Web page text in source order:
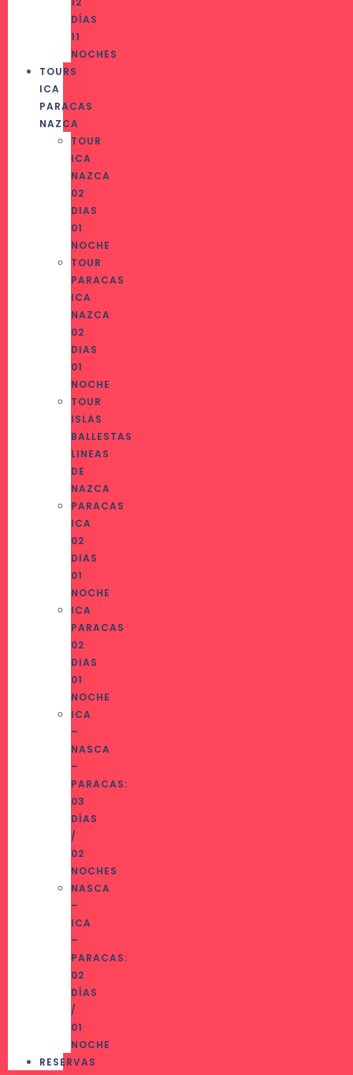
DÍAS
11
NOCHES
TOURS
ICA
PARACAS
NAZCA
TOUR
ICA
NAZCA
02
DIAS
01
NOCHE
TOUR
PARACAS
ICA
NAZCA
02
DIAS
01
NOCHE
TOUR
ISLAS
BALLESTAS
LINEAS
DE
NAZCA
PARACAS
ICA
02
DIAS
01
NOCHE
ICA
PARACAS
02
DIAS
01
NOCHE
ICA
–
NASCA
–
PARACAS:
03
DÍAS
/
02
NOCHES
NASCA
–
ICA
–
PARACAS:
02
DÍAS
/
01
NOCHE
RESERVAS